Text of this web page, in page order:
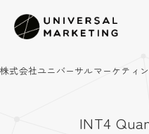
株式会社ユニバーサルマーケティ
INT4